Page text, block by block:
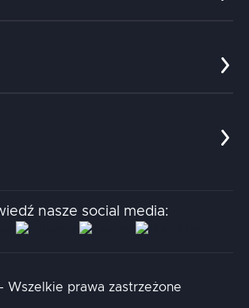
nasze social media:
Wszelkie prawa zastrzeżone